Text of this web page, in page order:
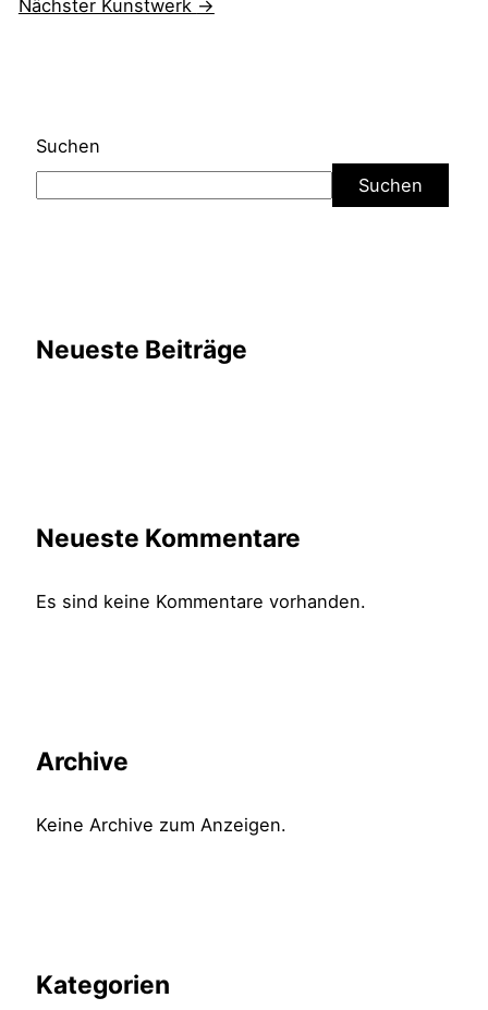
Nächster Kunstwerk →
Suchen
Suchen
Neueste Beiträge
Neueste Kommentare
Es sind keine Kommentare vorhanden.
Archive
Keine Archive zum Anzeigen.
Kategorien